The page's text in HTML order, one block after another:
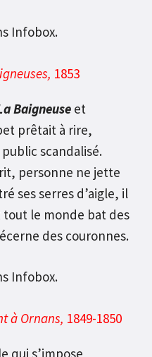
1853
Baigneuse et
prêtait à rire,
scandalisé.
personne ne jette
ses serres d’aigle, il
tout le monde bat des
des couronnes.
à Ornans, 1849-1850
qui s’impose